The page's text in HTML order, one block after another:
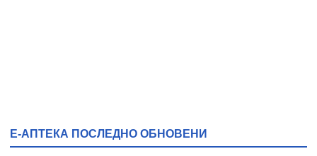
Е-АПТЕКА ПОСЛЕДНО ОБНОВЕНИ